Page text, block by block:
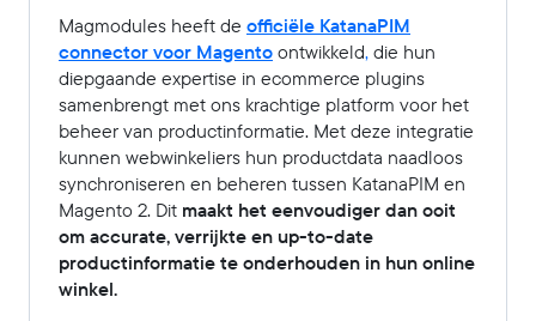
Magmodules heeft de officiële KatanaPIM
connector voor Magentoontwikkeld,die hun
diepgaande expertise in ecommerce plugins
samenbrengt met ons krachtige platform voor het
beheer van productinformatie. Met deze integratie
kunnen webwinkeliers hun productdata naadloos
synchroniseren en beheren tussen KatanaPIM en
Magento 2. Dit maakt het eenvoudiger dan ooit
om accurate, verrijkte en up-to-date
productinformatie te onderhouden in hun online
winkel.